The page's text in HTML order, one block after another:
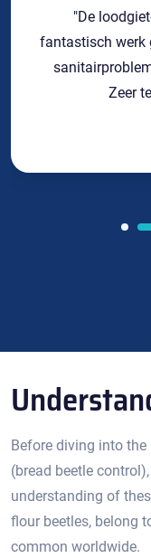
"De
fantastisch werk
Zeer
Before diving into
(bread beetle
understanding of
flour beetles, belong
common worldwide.​